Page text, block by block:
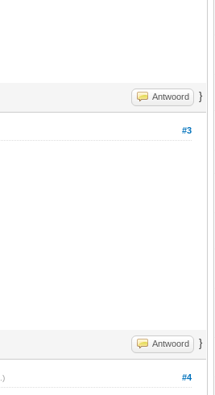
Antwoord }
#3
Antwoord }
#4
.)